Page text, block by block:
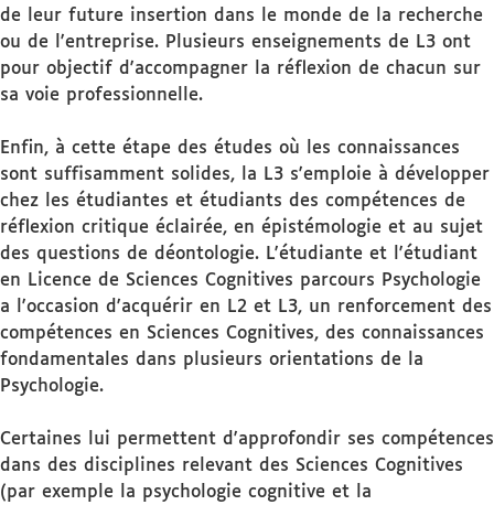
de leur future insertion dans le monde de la recherche
ou de l'entreprise. Plusieurs enseignements de L3 ont
pour objectif d'accompagner la réflexion de chacun sur
sa voie professionnelle.
Enfin, à cette étape des études où les connaissances
sont suffisamment solides, la L3 s'emploie à développer
chez les étudiantes et étudiants des compétences de
réflexion critique éclairée, en épistémologie et au sujet
des questions de déontologie. L'étudiante et l'étudiant
en Licence de Sciences Cognitives parcours Psychologie
a l'occasion d'acquérir en L2 et L3, un renforcement des
compétences en Sciences Cognitives, des connaissances
fondamentales dans plusieurs orientations de la
Psychologie.
Certaines lui permettent d'approfondir ses compétences
dans des disciplines relevant des Sciences Cognitives
(par exemple la psychologie cognitive et la